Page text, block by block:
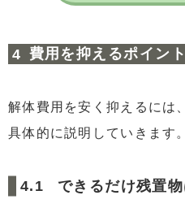
費用を抑えるポイント
解体費用を安く抑えるには
具体的に説明していきます。
できるだけ残置